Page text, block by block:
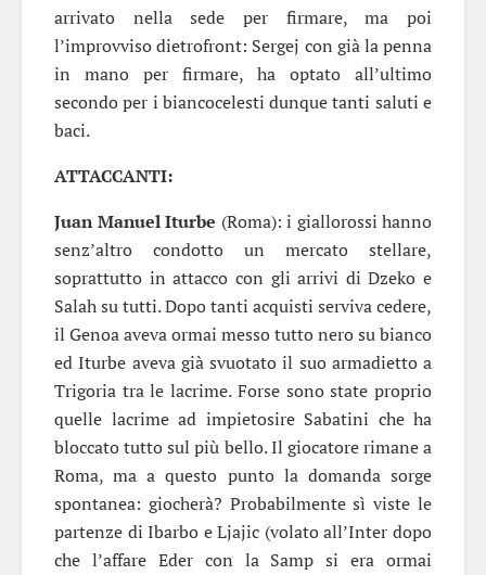
arrivato nella sede per firmare, ma poi
l’improvviso dietrofront: Sergej con già la penna
in mano per firmare, ha optato all’ultimo
secondo per i biancocelesti dunque tanti saluti e
baci.
ATTACCANTI:
Juan Manuel Iturbe (Roma): i giallorossi hanno
senz’altro condotto un mercato stellare,
soprattutto in attacco con gli arrivi di Dzeko e
Salah su tutti. Dopo tanti acquisti serviva cedere,
il Genoa aveva ormai messo tutto nero su bianco
ed Iturbe aveva già svuotato il suo armadietto a
Trigoria tra le lacrime. Forse sono state proprio
quelle lacrime ad impietosire Sabatini che ha
bloccato tutto sul più bello. Il giocatore rimane a
Roma, ma a questo punto la domanda sorge
spontanea: giocherà? Probabilmente sì viste le
partenze di Ibarbo e Ljajic (volato all’Inter dopo
che l’affare Eder con la Samp si era ormai